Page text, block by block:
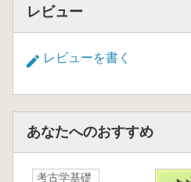
レビュー
レビューを書く
あなたへのおすすめ
考古学基礎